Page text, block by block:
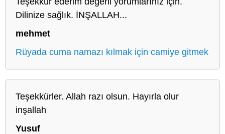
Dilinize sağlık. İNŞALLAH...
mehmet
Rüyada cuma namazı kılmak için camiye gitmek
Teşekkürler. Allah razı olsun. Hayırla olur
inşallah
Yusuf